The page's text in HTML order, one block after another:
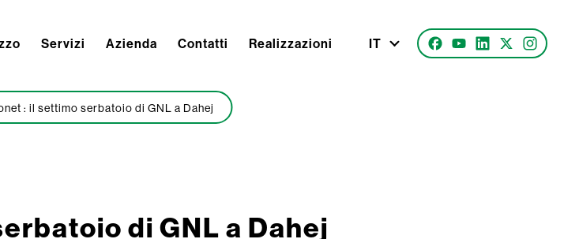
Servizi Azienda Contatti Realizzazioni IT
: il settimo serbatoio di GNL a Dahej
di GNL a Dahej